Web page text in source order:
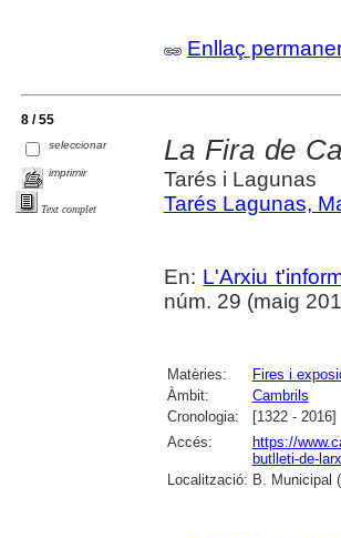
Enllaç
8 / 55
seleccionar
imprimir
Text complet
La Fira de
Tarés i Lagunas
Tarés Lagunas,
En: L'Arxiu
núm. 29 (maig
Matèries:
Fires i
Àmbit:
Cambrils
Cronologia:
[1322 - 2016]
Accés:
https://
butlleti-de-
Localització: B. Municipal